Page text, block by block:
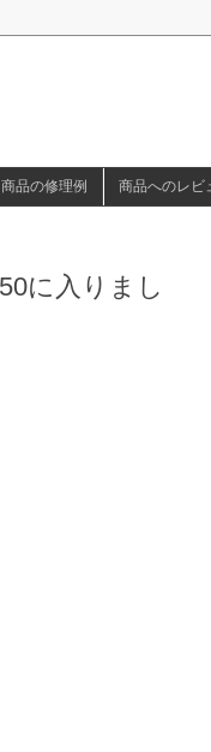
商品の修理例 商品へのレビ
に入りまし